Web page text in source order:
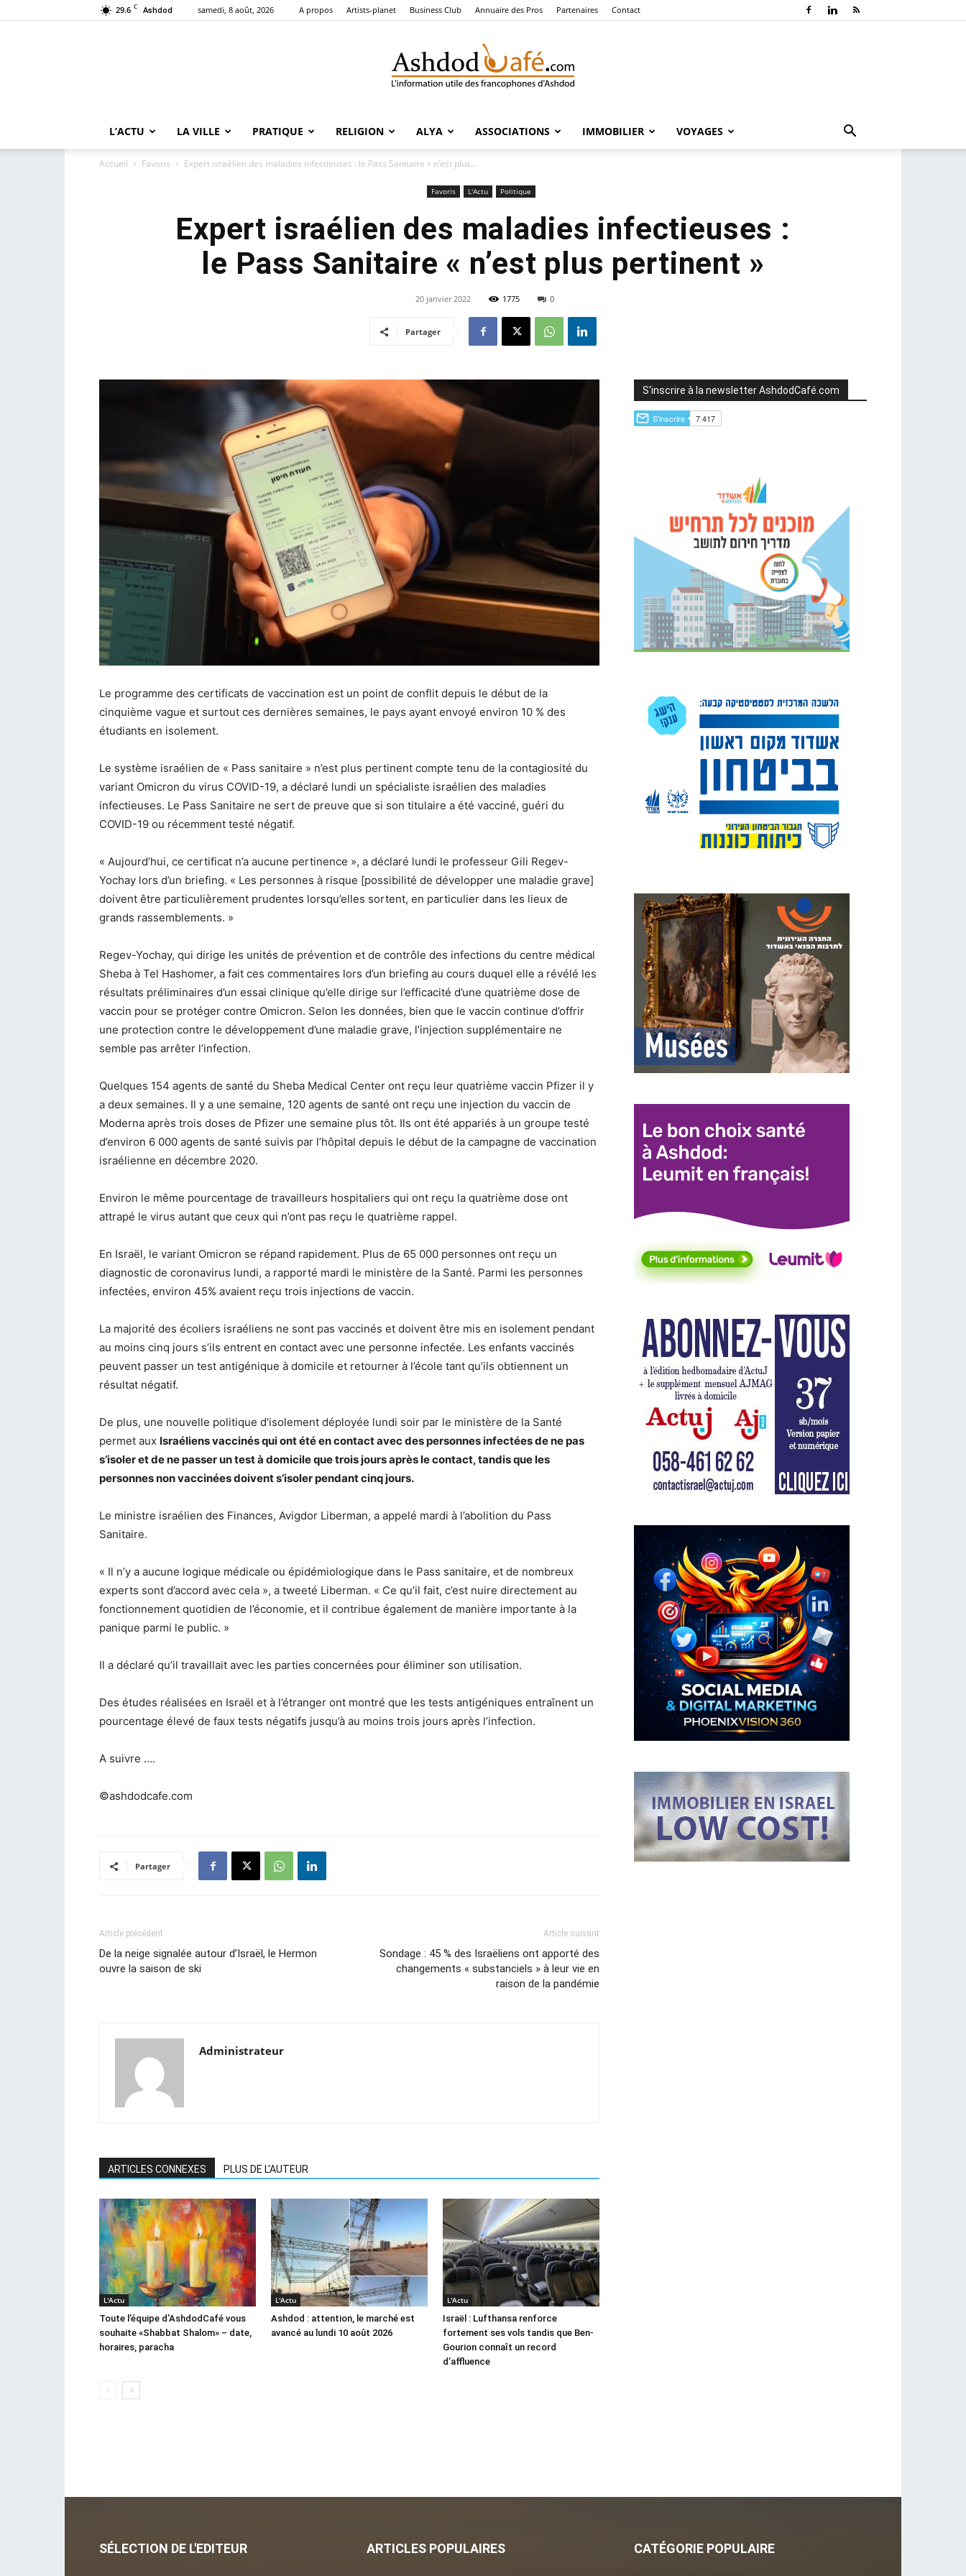
29.6 C Ashdod samedi, 8 août, 2026 A propos Artists-planet Business Club Annuaire des Pros Partenaires Contact
Café
L’ACTU LA VILLE PRATIQUE RELIGION ALYA ASSOCIATIONS IMMOBILIER VOYAGES
Accueil Favoris Expert israélien des maladies infectieuses : le Pass Sanitaire « n’est plus...
Favoris L'Actu Politique
Expert israélien des maladies infectieuses :
le Pass Sanitaire « n’est plus pertinent »
20 janvier 2022 1775 0
Partager
Le programme des certificats de vaccination est un point de conflit depuis le début de la
cinquième vague et surtout ces dernières semaines, le pays ayant envoyé environ 10 % des
étudiants en isolement.
Le système israélien de « Pass sanitaire » n’est plus pertinent compte tenu de la contagiosité du
variant Omicron du virus COVID-19, a déclaré lundi un spécialiste israélien des maladies
infectieuses. Le Pass Sanitaire ne sert de preuve que si son titulaire a été vacciné, guéri du
COVID-19 ou récemment testé négatif.
« Aujourd’hui, ce certificat n’a aucune pertinence », a déclaré lundi le professeur Gili Regev-
Yochay lors d’un briefing. « Les personnes à risque [possibilité de développer une maladie grave]
doivent être particulièrement prudentes lorsqu’elles sortent, en particulier dans les lieux de
grands rassemblements. »
Regev-Yochay, qui dirige les unités de prévention et de contrôle des infections du centre médical
Sheba à Tel Hashomer, a fait ces commentaires lors d’un briefing au cours duquel elle a révélé les
résultats préliminaires d’un essai clinique qu’elle dirige sur l’efficacité d’une quatrième dose de
vaccin pour se protéger contre Omicron. Selon les données, bien que le vaccin continue d’offrir
une protection contre le développement d’une maladie grave, l’injection supplémentaire ne
semble pas arrêter l’infection.
Quelques 154 agents de santé du Sheba Medical Center ont reçu leur quatrième vaccin Pfizer il y
a deux semaines. Il y a une semaine, 120 agents de santé ont reçu une injection du vaccin de
Moderna après trois doses de Pfizer une semaine plus tôt. Ils ont été appariés à un groupe testé
d’environ 6 000 agents de santé suivis par l’hôpital depuis le début de la campagne de vaccination
israélienne en décembre 2020.
Environ le même pourcentage de travailleurs hospitaliers qui ont reçu la quatrième dose ont
attrapé le virus autant que ceux qui n’ont pas reçu le quatrième rappel.
En Israël, le variant Omicron se répand rapidement. Plus de 65 000 personnes ont reçu un
diagnostic de coronavirus lundi, a rapporté mardi le ministère de la Santé. Parmi les personnes
infectées, environ 45% avaient reçu trois injections de vaccin.
La majorité des écoliers israéliens ne sont pas vaccinés et doivent être mis en isolement pendant
au moins cinq jours s’ils entrent en contact avec une personne infectée. Les enfants vaccinés
peuvent passer un test antigénique à domicile et retourner à l’école tant qu’ils obtiennent un
résultat négatif.
De plus, une nouvelle politique d’isolement déployée lundi soir par le ministère de la Santé
permet aux Israéliens vaccinés qui ont été en contact avec des personnes infectées de ne pas
s’isoler et de ne passer un test à domicile que trois jours après le contact, tandis que les
personnes non vaccinées doivent s’isoler pendant cinq jours.
Le ministre israélien des Finances, Avigdor Liberman, a appelé mardi à l’abolition du Pass
Sanitaire.
« Il n’y a aucune logique médicale ou épidémiologique dans le Pass sanitaire, et de nombreux
experts sont d’accord avec cela », a tweeté Liberman. « Ce qu’il fait, c’est nuire directement au
fonctionnement quotidien de l’économie, et il contribue également de manière importante à la
panique parmi le public. »
Il a déclaré qu’il travaillait avec les parties concernées pour éliminer son utilisation.
Des études réalisées en Israël et à l’étranger ont montré que les tests antigéniques entraînent un
pourcentage élevé de faux tests négatifs jusqu’à au moins trois jours après l’infection.
A suivre ….
©ashdodcafe.com
Partager
Article précédent
De la neige signalée autour d’Israël, le Hermon
ouvre la saison de ski
Article suivant
Sondage : 45 % des Israëliens ont apporté des
changements « substanciels » à leur vie en
raison de la pandémie
Administrateur
ARTICLES CONNEXES PLUS DE L'AUTEUR
L'Actu
Toute l’équipe d’AshdodCafé vous
souhaite «Shabbat Shalom» – date,
horaires, paracha
L'Actu
Ashdod : attention, le marché est
avancé au lundi 10 août 2026
L'Actu
Israël : Lufthansa renforce
fortement ses vols tandis que Ben-
Gourion connaît un record
d’affluence
S'inscrire à la newsletter AshdodCafé.com
SÉLECTION DE L'EDITEUR ARTICLES POPULAIRES CATÉGORIE POPULAIRE